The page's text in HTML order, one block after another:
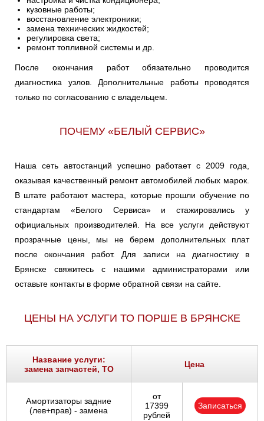
кузовные работы;
восстановление электроники;
замена технических жидкостей;
регулировка света;
ремонт топливной системы и др.
После окончания работ обязательно проводится
диагностика узлов. Дополнительные работы проводятся
только по согласованию с владельцем.
ПОЧЕМУ «БЕЛЫЙ СЕРВИС»
Наша сеть автостанций успешно работает с 2009 года,
оказывая качественный ремонт автомобилей любых марок.
В штате работают мастера, которые прошли обучение по
стандартам «Белого Сервиса» и стажировались у
официальных производителей. На все услуги действуют
прозрачные цены, мы не берем дополнительных плат
после окончания работ. Для записи на диагностику в
Брянске свяжитесь с нашими администраторами или
оставьте контакты в форме обратной связи на сайте.
ЦЕНЫ НА УСЛУГИ ТО ПОРШЕ В БРЯНСКЕ
Название услуги:
замена запчастей, ТО
Цена
Амортизаторы задние
(лев+прав) - замена
от
17399
рублей
Записаться